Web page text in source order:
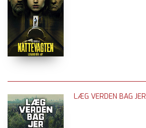
LÆG VERDEN BAG JER